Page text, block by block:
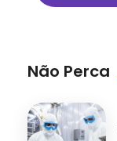
Não Perca